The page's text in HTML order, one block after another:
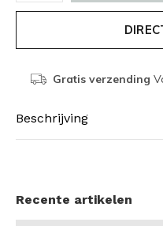
Gratis verzending
Beschrijving
Recente artikelen